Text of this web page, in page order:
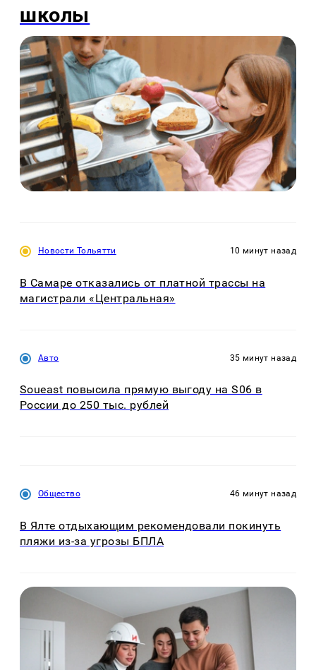
школы
Новости Тольятти 10 минут назад
В Самаре отказались от платной трассы на
магистрали «Центральная»
Авто 35 минут назад
Soueast повысила прямую выгоду на S06 в
России до 250 тыс. рублей
Общество 46 минут назад
В Ялте отдыхающим рекомендовали покинуть
пляжи из-за угрозы БПЛА